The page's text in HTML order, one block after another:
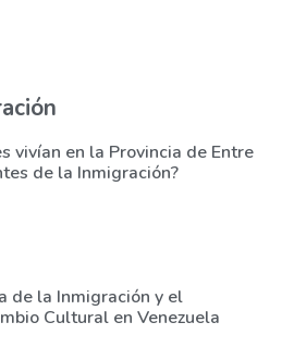
vivían en la Provincia de Entre
de la Inmigración?
de la Inmigración y el
Cultural en Venezuela